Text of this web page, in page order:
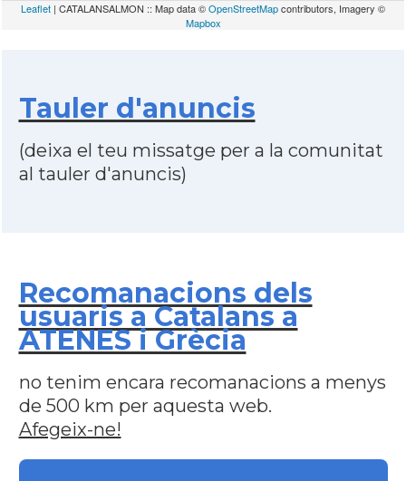
Leaflet | CATALANSALMON :: Map data ©OpenStreetMapcontributors, Imagery ©
Mapbox
Tauler d'anuncis
(deixa el teu missatge per a la comunitat
al tauler d'anuncis)
Recomanacions dels
usuaris a Catalans a
ATENES i Grècia
no tenim encara recomanacions a menys
de 500 km per aquesta web.
Afegeix-ne!